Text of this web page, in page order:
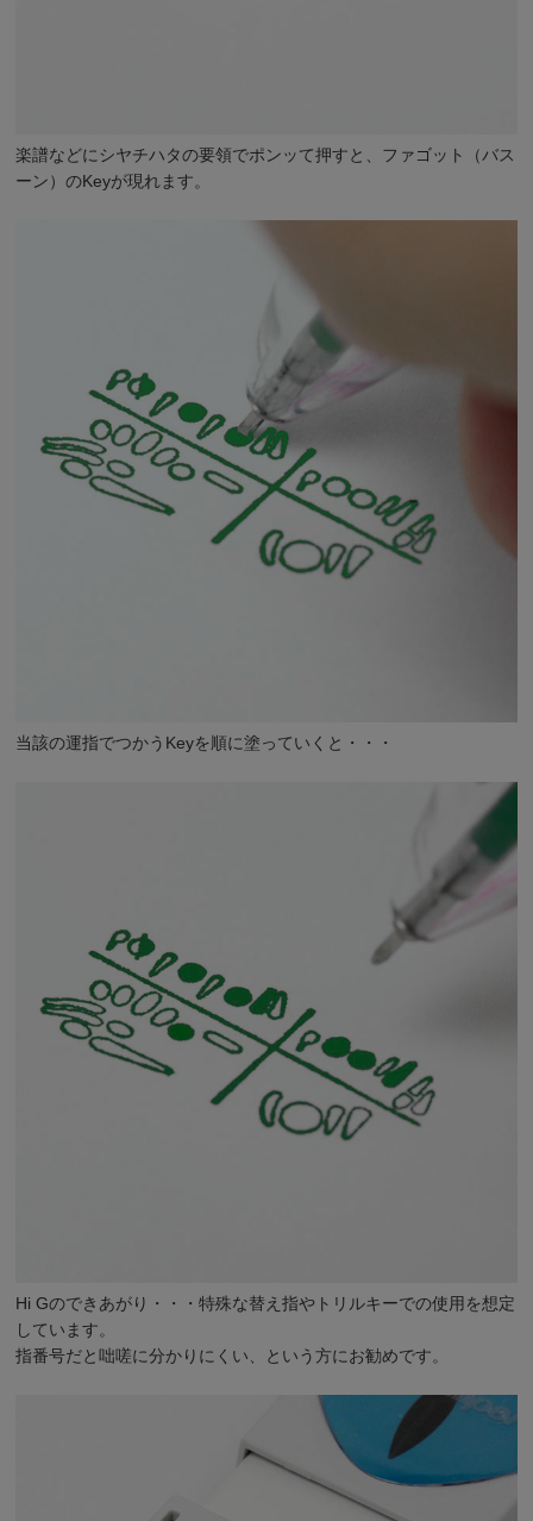
楽譜などにシヤチハタの要領でポンッて押すと、ファゴット（バス
ーン）のKeyが現れます。
当該の運指でつかうKeyを順に塗っていくと・・・
Hi Gのできあがり・・・特殊な替え指やトリルキーでの使用を想定
しています。
指番号だと咄嗟に分かりにくい、という方にお勧めです。